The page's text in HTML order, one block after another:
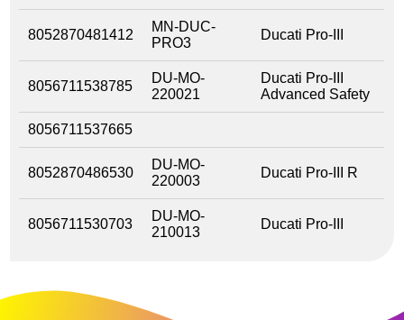
8052870481412
MN-DUC-
PRO3
Ducati Pro-III
8056711538785
DU-MO-
220021
Ducati Pro-III
Advanced Safety
8056711537665
8052870486530
DU-MO-
220003
Ducati Pro-III R
8056711530703
DU-MO-
210013
Ducati Pro-III